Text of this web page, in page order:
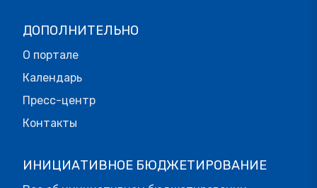
ДОПОЛНИТЕЛЬНО
О портале
Календарь
Пресс-центр
Контакты
ИНИЦИАТИВНОЕ БЮДЖЕТИРОВАНИЕ